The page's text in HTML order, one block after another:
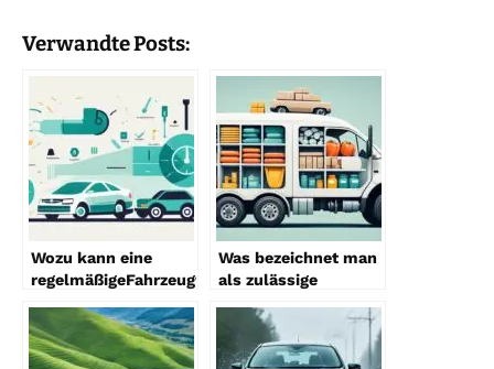
Verwandte Posts:
Wozu kann eine
regelmäßigeFahrzeugwartung
Fahrschulfrage
beantwortet
Was bezeichnet man
als zulässige
Fahrschulfrage
beantwortet